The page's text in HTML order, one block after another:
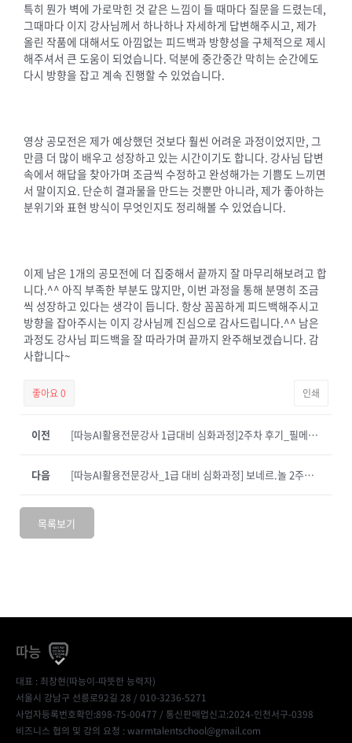
특히 뭔가 벽에 가로막힌 것 같은 느낌이 들 때마다 질문을 드렸는데,
그때마다 이지 강사님께서 하나하나 자세하게 답변해주시고, 제가
올린 작품에 대해서도 아낌없는 피드백과 방향성을 구체적으로 제시
해주셔서 큰 도움이 되었습니다. 덕분에 중간중간 막히는 순간에도
다시 방향을 잡고 계속 진행할 수 있었습니다.
영상 공모전은 제가 예상했던 것보다 훨씬 어려운 과정이었지만, 그
만큼 더 많이 배우고 성장하고 있는 시간이기도 합니다. 강사님 답변
속에서 해답을 찾아가며 조금씩 수정하고 완성해가는 기쁨도 느끼면
서 말이지요. 단순히 결과물을 만드는 것뿐만 아니라, 제가 좋아하는
분위기와 표현 방식이 무엇인지도 정리해볼 수 있었습니다.
이제 남은 1개의 공모전에 더 집중해서 끝까지 잘 마무리해보려고 합
니다.^^ 아직 부족한 부분도 많지만, 이번 과정을 통해 분명히 조금
씩 성장하고 있다는 생각이 듭니다. 항상 꼼꼼하게 피드백해주시고
방향을 잡아주시는 이지 강사님께 진심으로 감사드립니다.^^ 남은
과정도 강사님 피드백을 잘 따라가며 끝까지 완주해보겠습니다. 감
사합니다~
좋아요0 인쇄
이전 [따능AI활용전문강사 1급대비 심화과정]2주차 후기_필메이커
[따능AI활용전문강사_1급 대비 심화과정] 보네르.놀 2주차 후기입니다
다음
목록보기
따능
대표 : 최창현(따능이-따뜻한 능력자)
서울시 강남구 선릉로92길 28 / 010-3236-5271
사업자등록번호확인:898-75-00477 / 통신판매업신고:2024-인천서구-0398
비즈니스 협의 및 강의 요청 : warmtalentschool@gmail.com